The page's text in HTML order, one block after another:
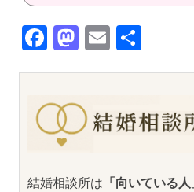
Facebook
Mastodon
Email
結婚相談所は 「向いている